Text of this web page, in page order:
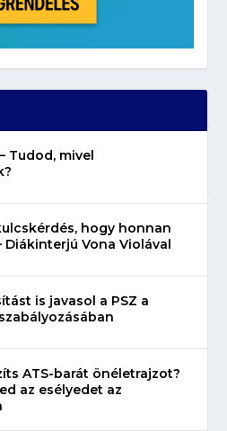
Tudod, mivel
hogy honnan
Diákinterjú Vona Violával
is javasol a PSZ a
ATS-barát önéletrajzot?
az esélyedet az